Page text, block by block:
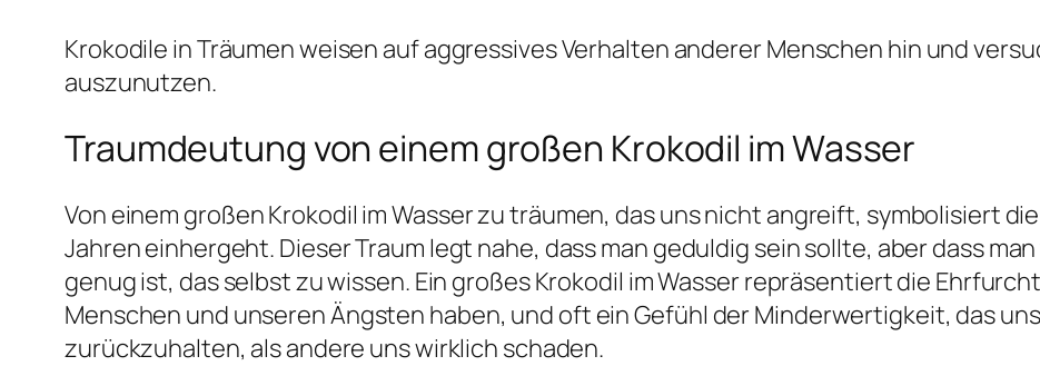
Krokodile in Träumen weisen auf aggressives Verhalten anderer Menschen hin und
auszunutzen.
Traumdeutung von einem großen Krokodil im Wasser
Von einem großen Krokodil im Wasser zu träumen, das uns nicht angreift, symbolisiert
Jahren einhergeht. Dieser Traum legt nahe, dass man geduldig sein sollte, aber dass
genug ist, das selbst zu wissen. Ein großes Krokodil im Wasser repräsentiert die
Menschen und unseren Ängsten haben, und oft ein Gefühl der Minderwertigkeit, das
zurückzuhalten, als andere uns wirklich schaden.